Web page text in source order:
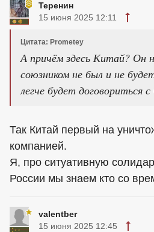
Теренин
15 июня 2025 12:11
Цитата: Prometey
А причём здесь Китай? Он
союзником не был и не
легче будет договориться
Так Китай первый на
компанией.
Я, про ситуативную
России мы знаем кто со
valentber
15 июня 2025 12:45